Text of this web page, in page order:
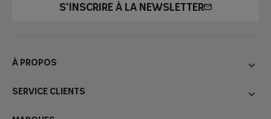
S'INSCRIRE À LA NEWSLETTER
À propos
Service Clients